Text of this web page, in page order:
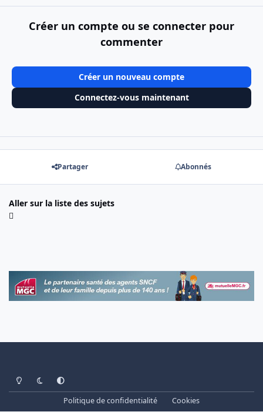
Créer un compte ou se connecter pour
commenter
Créer un nouveau compte
Connectez-vous maintenant
Partager Abonnés
Aller sur la liste des sujets
Light ModeDark ModeSystem Preference
Politique de confidentialité
Cookies